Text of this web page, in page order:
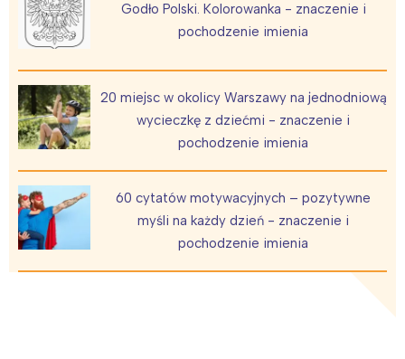
Godło Polski. Kolorowanka - znaczenie i
pochodzenie imienia
20 miejsc w okolicy Warszawy na jednodniową
wycieczkę z dziećmi - znaczenie i
pochodzenie imienia
60 cytatów motywacyjnych – pozytywne
myśli na każdy dzień - znaczenie i
pochodzenie imienia